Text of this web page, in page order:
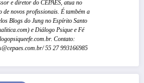
e diretor do CEPAES, atua no
de novos profissionais. É também a
Blogs do Jung no Espírito Santo
e Diálogo Psique e Fé
Contato:
55 27 993166985